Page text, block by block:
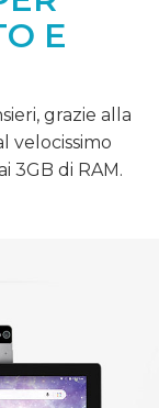
E
grazie alla
velocissimo
3GB di RAM.